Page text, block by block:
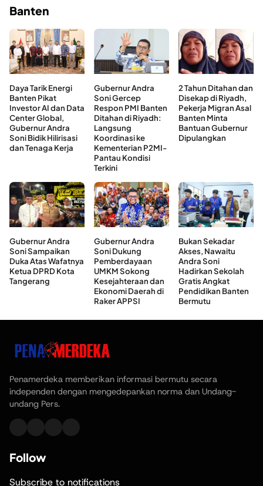
Banten
Daya Tarik Energi
Banten Pikat
Investor AI dan Data
Center Global,
Gubernur Andra
Soni Bidik Hilirisasi
dan Tenaga Kerja
Gubernur Andra
Soni Gercep
Respon PMI Banten
Ditahan di Riyadh:
Langsung
Koordinasi ke
Kementerian P2MI-
Pantau Kondisi
Terkini
2 Tahun Ditahan dan
Disekap di Riyadh,
Pekerja Migran Asal
Banten Minta
Bantuan Gubernur
Dipulangkan
Gubernur Andra
Soni Sampaikan
Duka Atas Wafatnya
Ketua DPRD Kota
Tangerang
Gubernur Andra
Soni Dukung
Pemberdayaan
UMKM Sokong
Kesejahteraan dan
Ekonomi Daerah di
Raker APPSI
Bukan Sekadar
Akses, Nawaitu
Andra Soni
Hadirkan Sekolah
Gratis Angkat
Pendidikan Banten
Bermutu
Penamerdeka memberikan informasi bermutu secara
independen dengan mengedepankan norma dan Undang-
undang Pers.
Follow
Subscribe to notifications